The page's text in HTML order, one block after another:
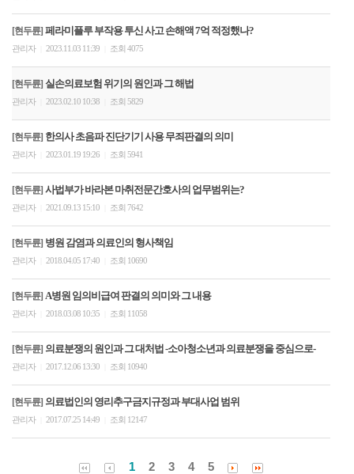
[현두륜] 페라미플루 부작용 투신 사고 손해액 7억 적정했나?
관리자 2023.11.03 11:39 조회 4075
[현두륜] 실손의료보험 위기의 원인과 그 해법
관리자 2023.02.10 10:38 조회 5829
[현두륜] 한의사 초음파 진단기기 사용 무죄판결의 의미
관리자 2023.01.19 19:26 조회 5941
[현두륜] 사법부가 바라본 마취전문간호사의 업무범위는?
관리자 2021.09.13 15:10 조회 7642
[현두륜] 병원 감염과 의료인의 형사책임
관리자 2018.04.05 17:40 조회 10690
[현두륜] A병원 임의비급여 판결의 의미와 그 내용
관리자 2018.03.08 10:35 조회 11058
[현두륜] 의료분쟁의 원인과 그 대처법 -소아청소년과 의료분쟁을 중심으로-
관리자 2017.12.06 13:30 조회 10940
[현두륜] 의료법인의 영리추구금지규정과 부대사업 범위
관리자 2017.07.25 14:49 조회 12147
1 2 3 4 5